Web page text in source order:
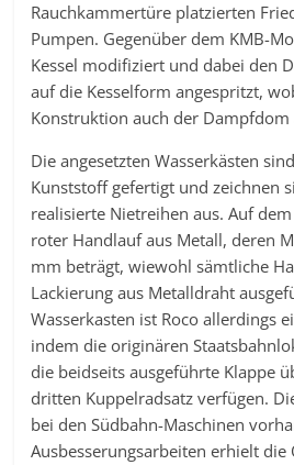
Rauchkammertüre platzierten
Pumpen. Gegenüber dem KMB-
Kessel modifiziert und dabei den
auf die Kesselform angespritzt,
Konstruktion auch der
Die angesetzten Wasserkästen
Kunststoff gefertigt und zeichnen
realisierte Nietreihen aus. Auf
roter Handlauf aus Metall, deren
mm beträgt, wiewohl sämtliche
Lackierung aus Metalldraht
Wasserkasten ist Roco allerdings
indem die originären
die beidseits ausgeführte Klappe
dritten Kuppelradsatz verfügen.
bei den Südbahn-Maschinen
Ausbesserungsarbeiten erhielt die